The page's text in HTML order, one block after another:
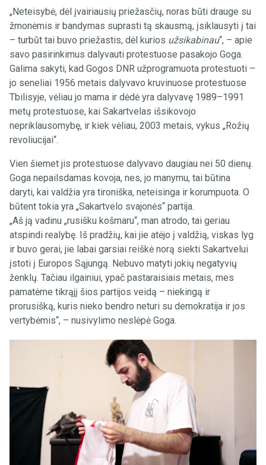
„Neteisybė, dėl įvairiausių priežasčių, noras būti drauge su
žmonėmis ir bandymas suprasti tą skausmą, įsiklausyti į tai
– turbūt tai buvo priežastis, dėl kurios užsikabinau“, – apie
savo pasirinkimus dalyvauti protestuose pasakojo Goga.
Galima sakyti, kad Gogos DNR užprogramuota protestuoti –
jo seneliai 1956 metais dalyvavo kruvinuose protestuose
Tbilisyje, vėliau jo mama ir dėdė yra dalyvavę 1989–1991
metų protestuose, kai Sakartvelas išsikovojo
nepriklausomybę, ir kiek vėliau, 2003 metais, vykus „Rožių
revoliucijai“.
Vien šiemet jis protestuose dalyvavo daugiau nei 50 dienų.
Goga nepailsdamas kovoja, nes, jo manymu, tai būtina
daryti, kai valdžia yra tironiška, neteisinga ir korumpuota. O
būtent tokia yra „Sakartvelo svajonės“ partija.
„Aš ją vadinu „rusišku košmaru“, man atrodo, tai geriau
atspindi realybę. Iš pradžių, kai jie atėjo į valdžią, viskas lyg
ir buvo gerai, jie labai garsiai reiškė norą siekti Sakartvelui
įstoti į Europos Sąjungą. Nebuvo matyti jokių negatyvių
ženklų. Tačiau ilgainiui, ypač pastaraisiais metais, mes
pamatėme tikrąjį šios partijos veidą – niekingą ir
prorusišką, kuris nieko bendro neturi su demokratija ir jos
vertybėmis“, – nusivylimo neslėpė Goga.